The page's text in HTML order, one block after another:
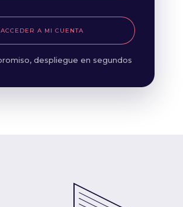
ACCEDER A MI CUENTA
despliegue en segundos